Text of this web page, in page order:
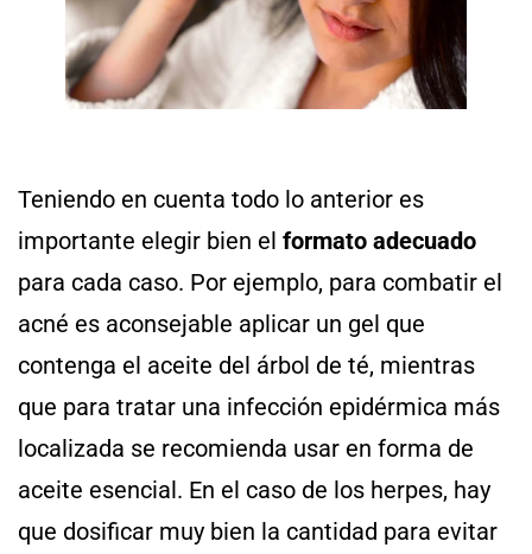
Teniendo en cuenta todo lo anterior es
importante elegir bien el formato adecuado
para cada caso. Por ejemplo, para combatir el
acné es aconsejable aplicar un gel que
contenga el aceite del árbol de té, mientras
que para tratar una infección epidérmica más
localizada se recomienda usar en forma de
aceite esencial. En el caso de los herpes, hay
que dosificar muy bien la cantidad para evitar